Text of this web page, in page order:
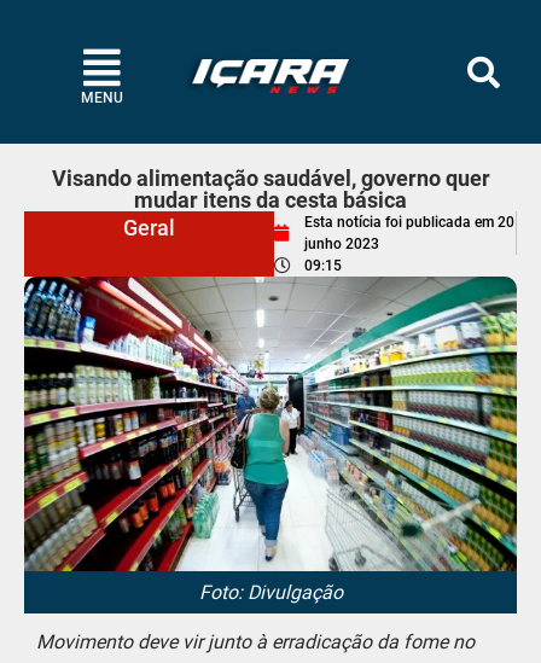
MENU
Visando alimentação saudável, governo quer
mudar itens da cesta básica
Geral
Esta notícia foi publicada em 20
junho 2023
09:15
Foto: Divulgação
Movimento deve vir junto à erradicação da fome no